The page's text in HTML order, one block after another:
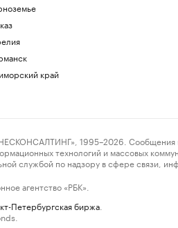
край
1995–2026. Сообщения и
технологий и массовых
службой по надзору в сфере связи,
агентство «РБК».
Петербургская биржа